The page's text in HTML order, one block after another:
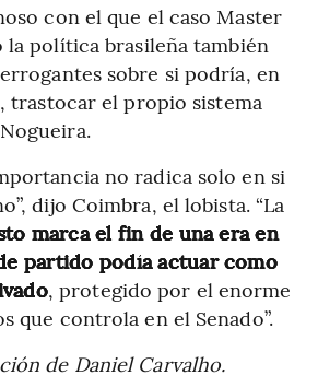
con el que el caso Master
la política brasileña también
sobre si podría, en
trastocar el propio sistema
no radica solo en si
dijo Coimbra, el lobista. “La
marca el fin de una era en
partido podía actuar como
, protegido por el enorme
que controla en el Senado”.
de Daniel Carvalho.